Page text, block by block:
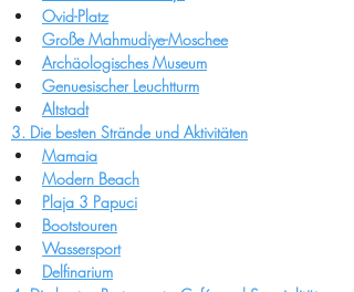
Ovid-Platz
Große Mahmudiye-Moschee
Archäologisches Museum
Genuesischer Leuchtturm
Altstadt
3. Die besten Strände und Aktivitäten
Mamaia
Modern Beach
Plaja 3 Papuci
Bootstouren
Wassersport
Delfinarium